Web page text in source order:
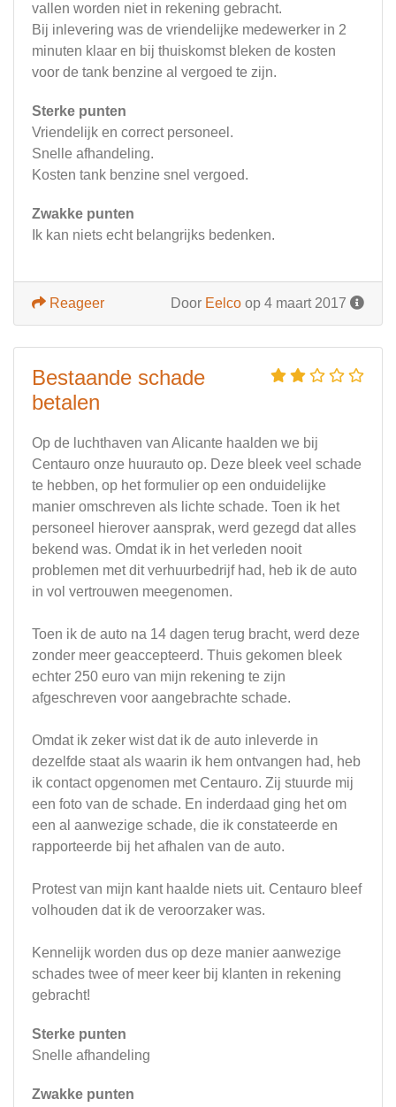
vallen worden niet in rekening gebracht.
Bij inlevering was de vriendelijke medewerker in 2
minuten klaar en bij thuiskomst bleken de kosten
voor de tank benzine al vergoed te zijn.
Sterke punten
Vriendelijk en correct personeel.
Snelle afhandeling.
Kosten tank benzine snel vergoed.
Zwakke punten
Ik kan niets echt belangrijks bedenken.
Door Eelco op 4 maart 2017
Reageer
Bestaande schade
betalen
Op de luchthaven van Alicante haalden we bij
Centauro onze huurauto op. Deze bleek veel schade
te hebben, op het formulier op een onduidelijke
manier omschreven als lichte schade. Toen ik het
personeel hierover aansprak, werd gezegd dat alles
bekend was. Omdat ik in het verleden nooit
problemen met dit verhuurbedrijf had, heb ik de auto
in vol vertrouwen meegenomen.
Toen ik de auto na 14 dagen terug bracht, werd deze
zonder meer geaccepteerd. Thuis gekomen bleek
echter 250 euro van mijn rekening te zijn
afgeschreven voor aangebrachte schade.
Omdat ik zeker wist dat ik de auto inleverde in
dezelfde staat als waarin ik hem ontvangen had, heb
ik contact opgenomen met Centauro. Zij stuurde mij
een foto van de schade. En inderdaad ging het om
een al aanwezige schade, die ik constateerde en
rapporteerde bij het afhalen van de auto.
Protest van mijn kant haalde niets uit. Centauro bleef
volhouden dat ik de veroorzaker was.
Kennelijk worden dus op deze manier aanwezige
schades twee of meer keer bij klanten in rekening
gebracht!
Sterke punten
Snelle afhandeling
Zwakke punten